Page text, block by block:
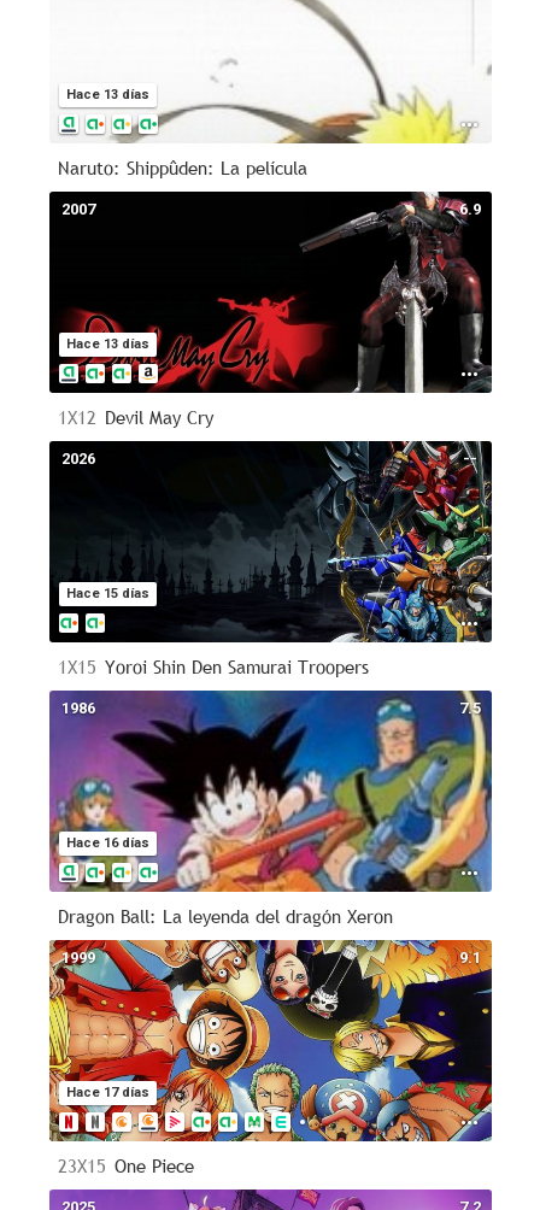
Hace 13 días
Naruto: Shippûden: La película
6.9
Hace 13 días
2007
1X12 Devil May Cry
--
Hace 15 días
2026
1X15 Yoroi Shin Den Samurai Troopers
7.5
Hace 16 días
1986
Dragon Ball: La leyenda del dragón Xeron
9.1
Hace 17 días
1999
23X15 One Piece